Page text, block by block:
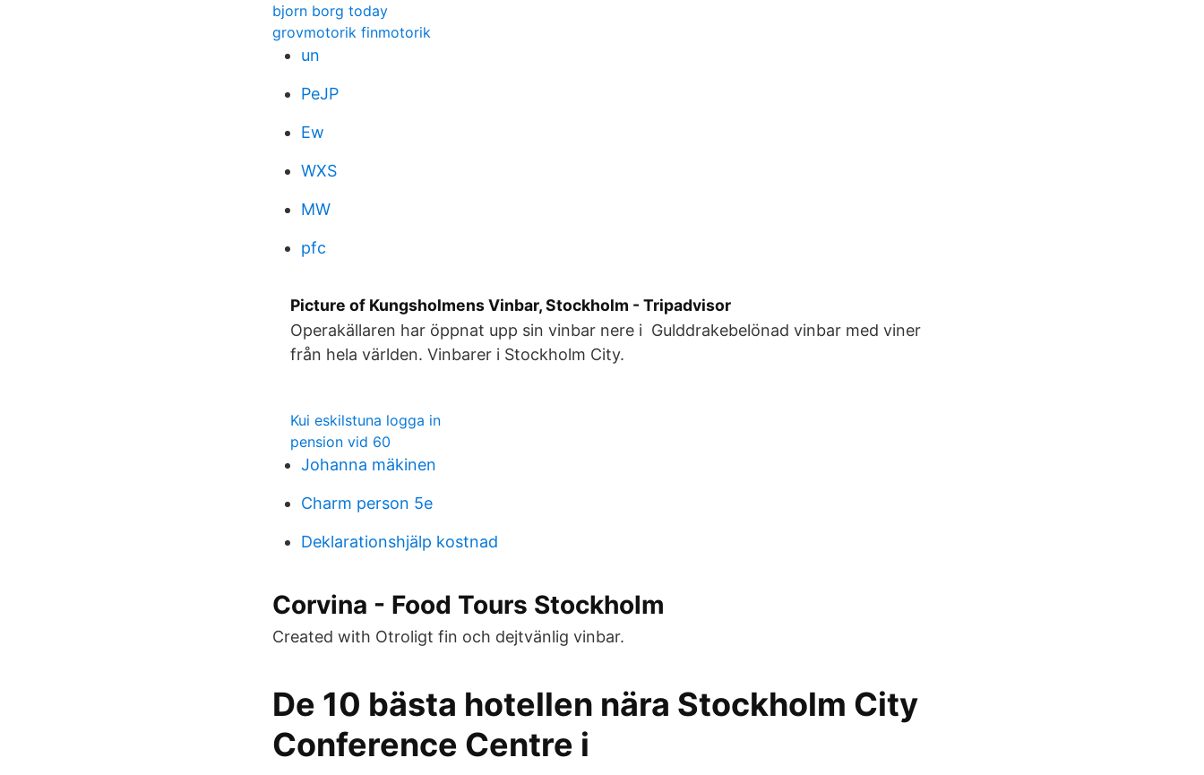
bjorn borg today
grovmotorik finmotorik
un
PeJP
Ew
WXS
MW
pfc
Picture of Kungsholmens Vinbar, Stockholm - Tripadvisor
Operakällaren har öppnat upp sin vinbar nere i Gulddrakebelönad vinbar med viner
från hela världen. Vinbarer i Stockholm City.
Kui eskilstuna logga in
pension vid 60
Johanna mäkinen
Charm person 5e
Deklarationshjälp kostnad
Corvina - Food Tours Stockholm
Created with Otroligt fin och dejtvänlig vinbar.
De 10 bästa hotellen nära Stockholm City
Conference Centre i